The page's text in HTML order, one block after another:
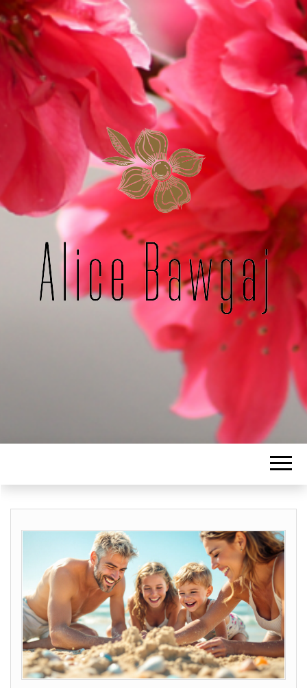
ALICE
BAWGAJ
Les petits mots d'Alice